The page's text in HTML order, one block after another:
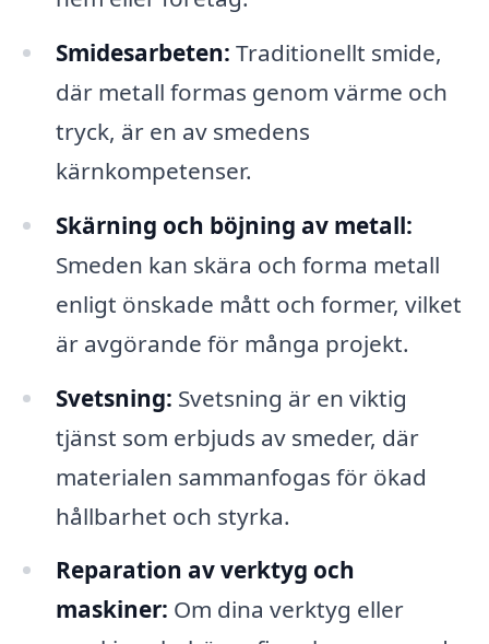
Smidesarbeten: Traditionellt smide,
där metall formas genom värme och
tryck, är en av smedens
kärnkompetenser.
Skärning och böjning av metall:
Smeden kan skära och forma metall
enligt önskade mått och former, vilket
är avgörande för många projekt.
Svetsning: Svetsning är en viktig
tjänst som erbjuds av smeder, där
materialen sammanfogas för ökad
hållbarhet och styrka.
Reparation av verktyg och
maskiner: Om dina verktyg eller